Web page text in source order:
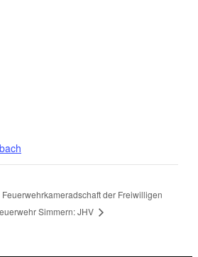
Feuerwehrkameradschaft der Freiwilligen
Simmern: JHV